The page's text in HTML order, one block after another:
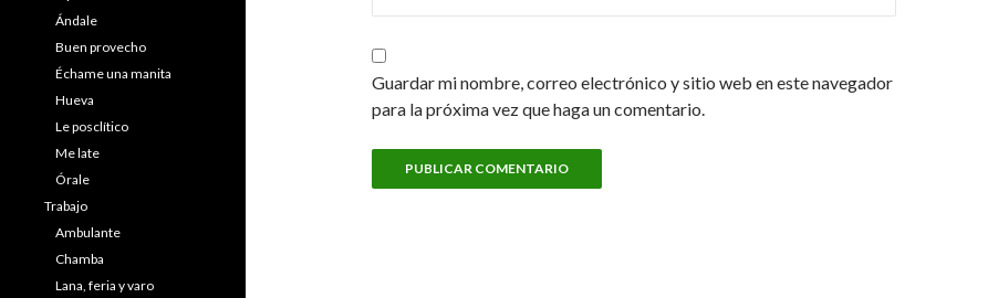
Guardar mi nombre, correo electrónico y sitio web en este navegador
para la próxima vez que haga un comentario.
Ándale
Buen provecho
Échame una manita
Hueva
Le posclítico
Me late
Órale
Trabajo
Ambulante
Chamba
Lana, feria y varo